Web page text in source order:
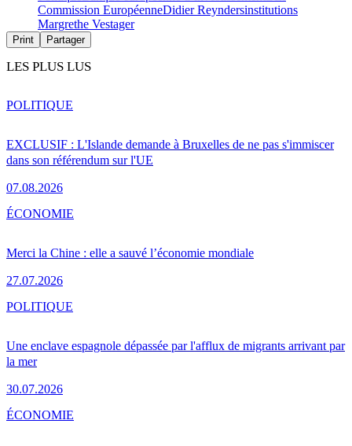
Commission EuropéenneDidier Reyndersinstitutions
Margrethe Vestager
Print Partager
LES PLUS LUS
EXCLUSIF : L'Islande demande à Bruxelles de ne pas s'immiscer
dans son référendum sur l'UE
07.08.2026
POLITIQUE
Merci la Chine : elle a sauvé l’économie mondiale
27.07.2026
ÉCONOMIE
Une enclave espagnole dépassée par l'afflux de migrants arrivant par
la mer
30.07.2026
POLITIQUE
ÉCONOMIE